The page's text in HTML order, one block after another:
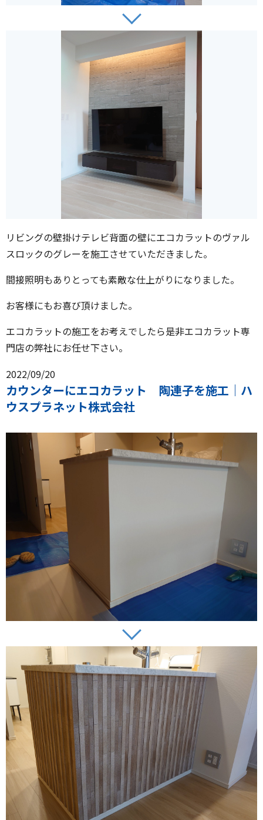
リビングの壁掛けテレビ背面の壁にエコカラットのヴァル
スロックのグレーを施工させていただきました。
間接照明もありとっても素敵な仕上がりになりました。
お客様にもお喜び頂けました。
エコカラットの施工をお考えでしたら是非エコカラット専
門店の弊社にお任せ下さい。
2022/09/20
カウンターにエコカラット 陶連子を施工｜ハ
ウスプラネット株式会社